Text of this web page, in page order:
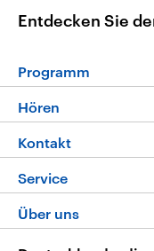
Entdecken Sie
Programm
Programm
Die
Neue
Hören
Livestream
Podcasts
Kontakt
Hörerservice
Service
FAQ
Über uns